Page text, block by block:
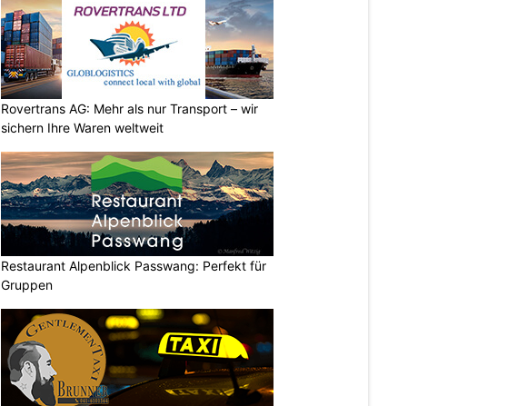
Rovertrans AG: Mehr als nur Transport – wir
sichern Ihre Waren weltweit
Restaurant Alpenblick Passwang: Perfekt für
Gruppen